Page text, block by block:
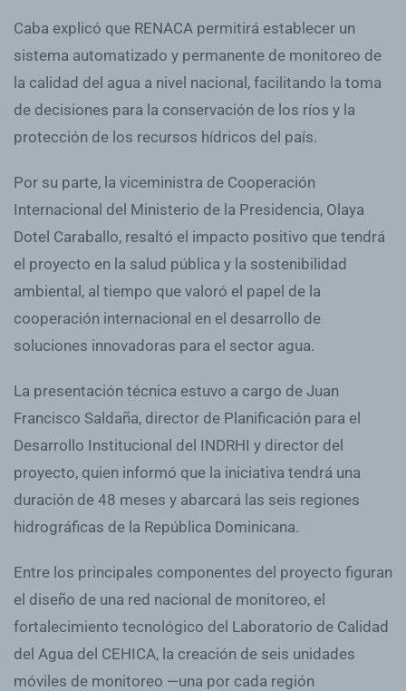
Caba explicó que RENACA permitirá establecer un
sistema automatizado y permanente de monitoreo de
la calidad del agua a nivel nacional, facilitando la toma
de decisiones para la conservación de los ríos y la
protección de los recursos hídricos del país.
Por su parte, la viceministra de Cooperación
Internacional del Ministerio de la Presidencia, Olaya
Dotel Caraballo, resaltó el impacto positivo que tendrá
el proyecto en la salud pública y la sostenibilidad
ambiental, al tiempo que valoró el papel de la
cooperación internacional en el desarrollo de
soluciones innovadoras para el sector agua.
La presentación técnica estuvo a cargo de Juan
Francisco Saldaña, director de Planificación para el
Desarrollo Institucional del INDRHI y director del
proyecto, quien informó que la iniciativa tendrá una
duración de 48 meses y abarcará las seis regiones
hidrográficas de la República Dominicana.
Entre los principales componentes del proyecto figuran
el diseño de una red nacional de monitoreo, el
fortalecimiento tecnológico del Laboratorio de Calidad
del Agua del CEHICA, la creación de seis unidades
móviles de monitoreo —una por cada región